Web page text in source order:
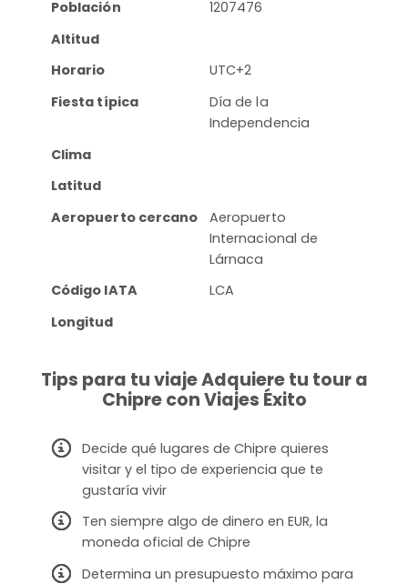
Población
1207476
Altitud
Horario
UTC+2
Fiesta típica
Día de la
Independencia
Clima
Latitud
Aeropuerto cercano
Aeropuerto
Internacional de
Lárnaca
Código IATA
LCA
Longitud
Tips para tu viaje Adquiere tu tour a
Chipre con Viajes Éxito
Decide qué lugares de Chipre quieres
visitar y el tipo de experiencia que te
gustaría vivir
Ten siempre algo de dinero en EUR, la
moneda oficial de Chipre
Determina un presupuesto máximo para